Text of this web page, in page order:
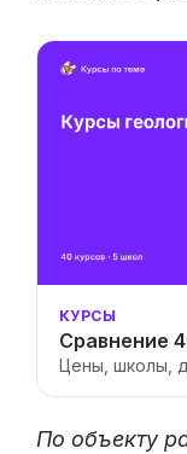
КУРСЫ
Сравнение
Цены, школы,
По объекту